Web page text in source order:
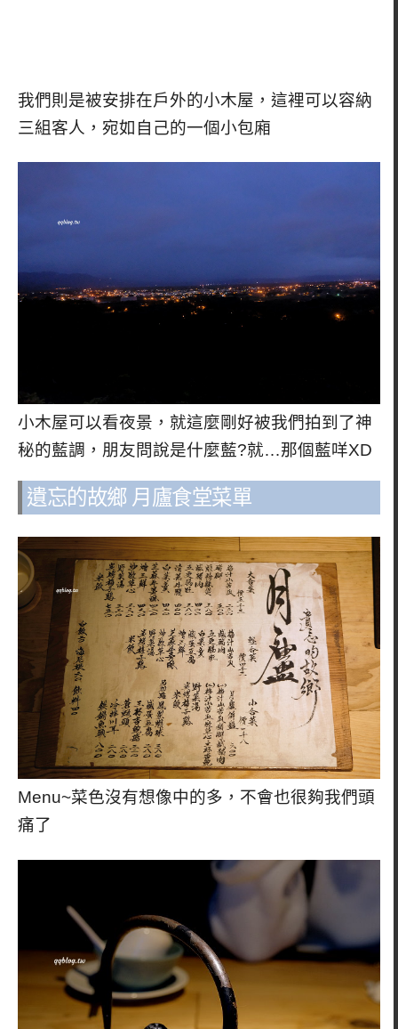
我們則是被安排在戶外的小木屋，這裡可以容納
三組客人，宛如自己的一個小包廂
小木屋可以看夜景，就這麼剛好被我們拍到了神
秘的藍調，朋友問說是什麼藍?就…那個藍咩XD
遺忘的故鄉 月廬食堂菜單
Menu~菜色沒有想像中的多，不會也很夠我們頭
痛了